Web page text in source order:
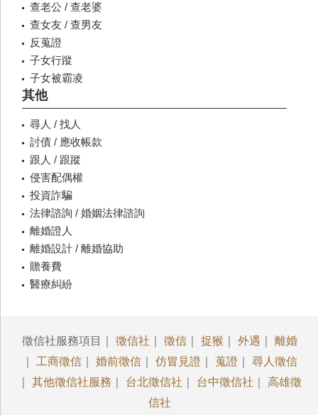
查老公 / 查老婆
查女友 / 查男友
反蒐證
子女行蹤
子女被霸凌
其他
尋人 / 找人
討債 / 應收帳款
跟人 / 跟蹤
侵害配偶權
投資詐騙
法律諮詢 / 婚姻法律諮詢
離婚證人
離婚設計 / 離婚協助
贍養費
醫療糾紛
徵信社服務項目｜ 徵信社 徵信 捉猴 外遇
離婚
工商徵信 婚前徵信 仿冒見證 蒐證
尋人徵信
其他徵信社服務 台北徵信社 台中徵信社
高雄徵
信社